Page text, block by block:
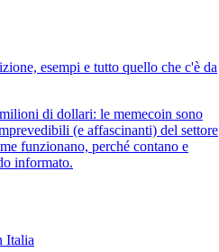
esempi e tutto quello che c'è da
di dollari: le memecoin sono
(e affascinanti) del settore
funzionano, perché contano e
informato.
Italia